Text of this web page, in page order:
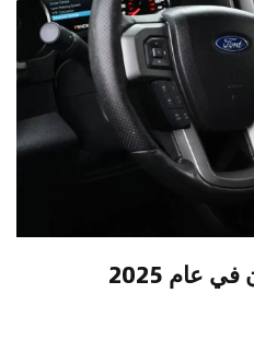
عام 2025